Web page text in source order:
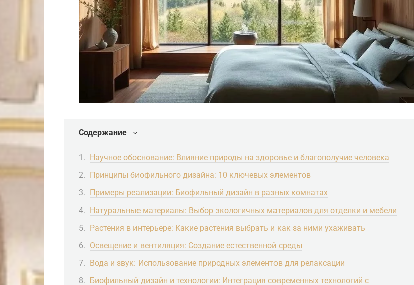
Содержание
Научное обоснование: Влияние природы на здоровье и благополучие человека
Принципы биофильного дизайна: 10 ключевых элементов
Примеры реализации: Биофильный дизайн в разных комнатах
Натуральные материалы: Выбор экологичных материалов для отделки и мебели
Растения в интерьере: Какие растения выбрать и как за ними ухаживать
Освещение и вентиляция: Создание естественной среды
Вода и звук: Использование природных элементов для релаксации
Биофильный дизайн и технологии: Интеграция современных технологий с